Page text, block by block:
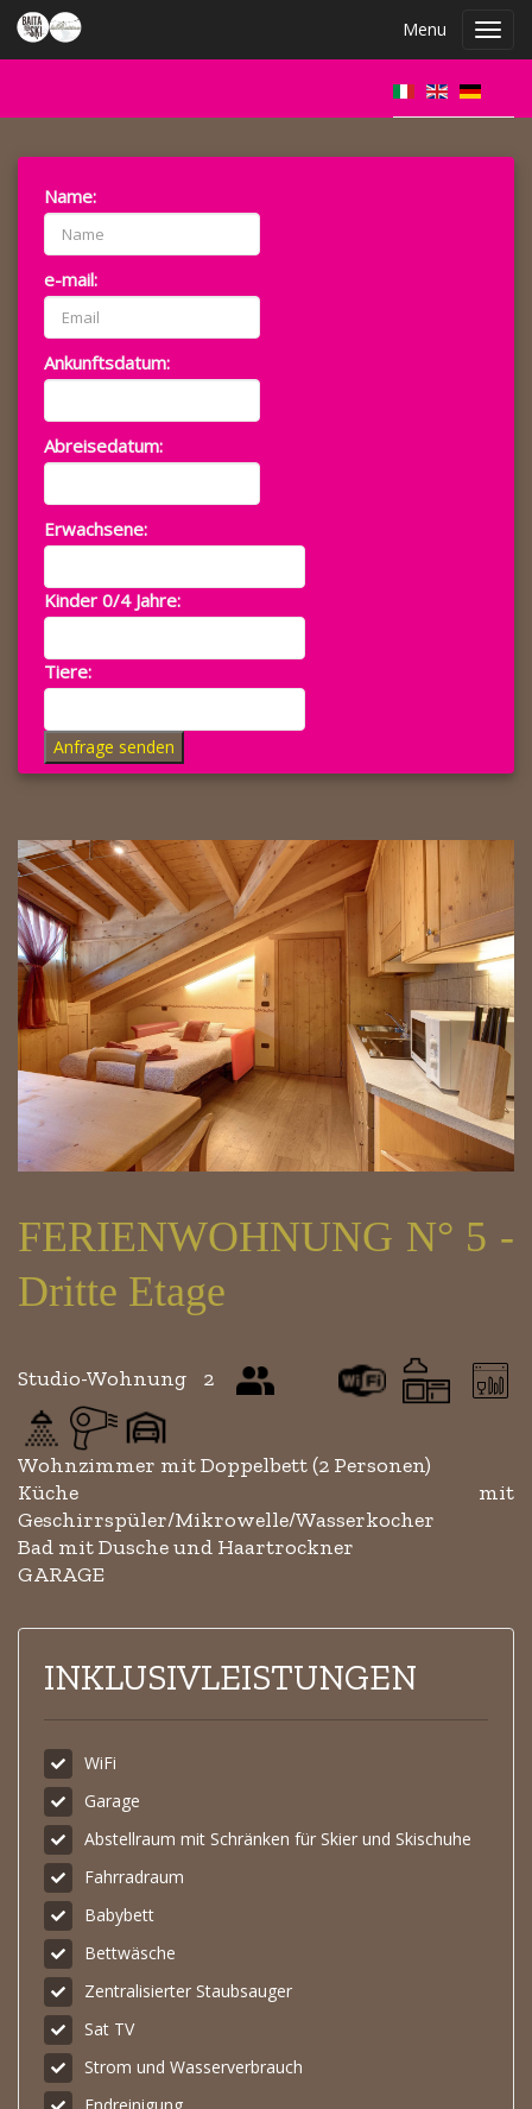
Menu
Name:
e-mail:
Ankunftsdatum:
Abreisedatum:
Erwachsene:
Kinder 0/4 Jahre:
Tiere:
Anfrage senden
FERIENWOHNUNG N° 5 -
Dritte Etage
Studio-Wohnung 2
Wohnzimmer mit Doppelbett (2 Personen)
Küche mit
Geschirrspüler/Mikrowelle/Wasserkocher
Bad mit Dusche und Haartrockner
GARAGE
INKLUSIVLEISTUNGEN
WiFi
Garage
Abstellraum mit Schränken für Skier und Skischuhe
Fahrradraum
Babybett
Bettwäsche
Zentralisierter Staubsauger
Sat TV
Strom und Wasserverbrauch